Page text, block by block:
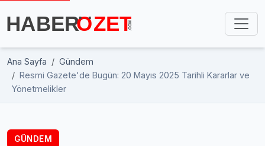
Ana Sayfa
Gündem
Resmi Gazete'de Bugün: 20 Mayıs 2025 Tarihli Kararlar ve
Yönetmelikler
GÜNDEM